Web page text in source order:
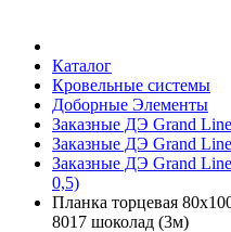
Каталог
Кровельные системы
Доборные Элементы
Заказные ДЭ Grand Line
Заказные ДЭ Grand
Заказные ДЭ Grand
0,5)
Планка торцевая
8017 шоколад (3м)